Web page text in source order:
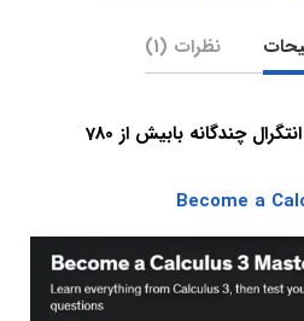
نظرات (1)
آموزش حساب دیفرانسیل و انتگرال چندگانه بابیش از 780
Become a